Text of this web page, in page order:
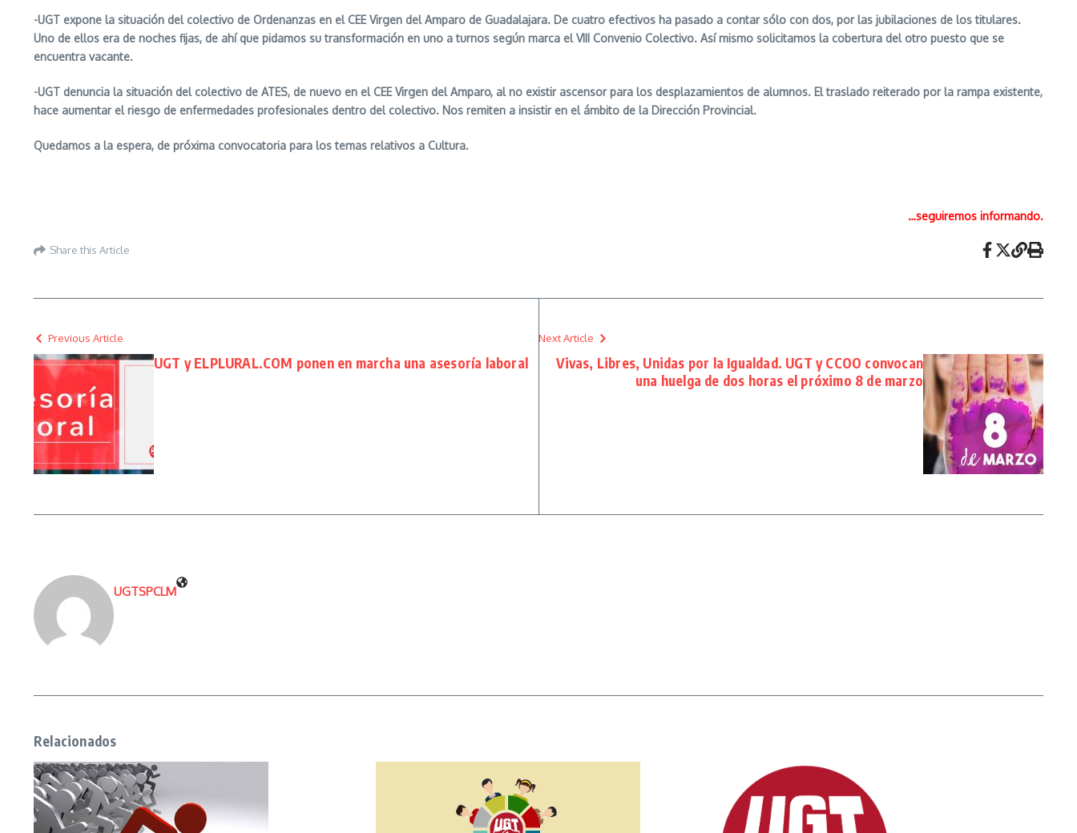
-UGT expone la situación del colectivo de Ordenanzas en el CEE Virgen del Amparo de Guadalajara. De cuatro efectivos ha pasado a contar sólo con dos, por las jubilaciones de los titulares.
Uno de ellos era de noches fijas, de ahí que pidamos su transformación en uno a turnos según marca el VIII Convenio Colectivo. Así mismo solicitamos la cobertura del otro puesto que se
encuentra vacante.
-UGT denuncia la situación del colectivo de ATES, de nuevo en el CEE Virgen del Amparo, al no existir ascensor para los desplazamientos de alumnos. El traslado reiterado por la rampa existente,
hace aumentar el riesgo de enfermedades profesionales dentro del colectivo. Nos remiten a insistir en el ámbito de la Dirección Provincial.
Quedamos a la espera, de próxima convocatoria para los temas relativos a Cultura.
…seguiremos informando.
Share this Article
Previous Article
UGT y ELPLURAL.COM ponen en marcha una asesoría laboral
Next Article
Vivas, Libres, Unidas por la Igualdad. UGT y CCOO convocan
una huelga de dos horas el próximo 8 de marzo
UGTSPCLM
Relacionados